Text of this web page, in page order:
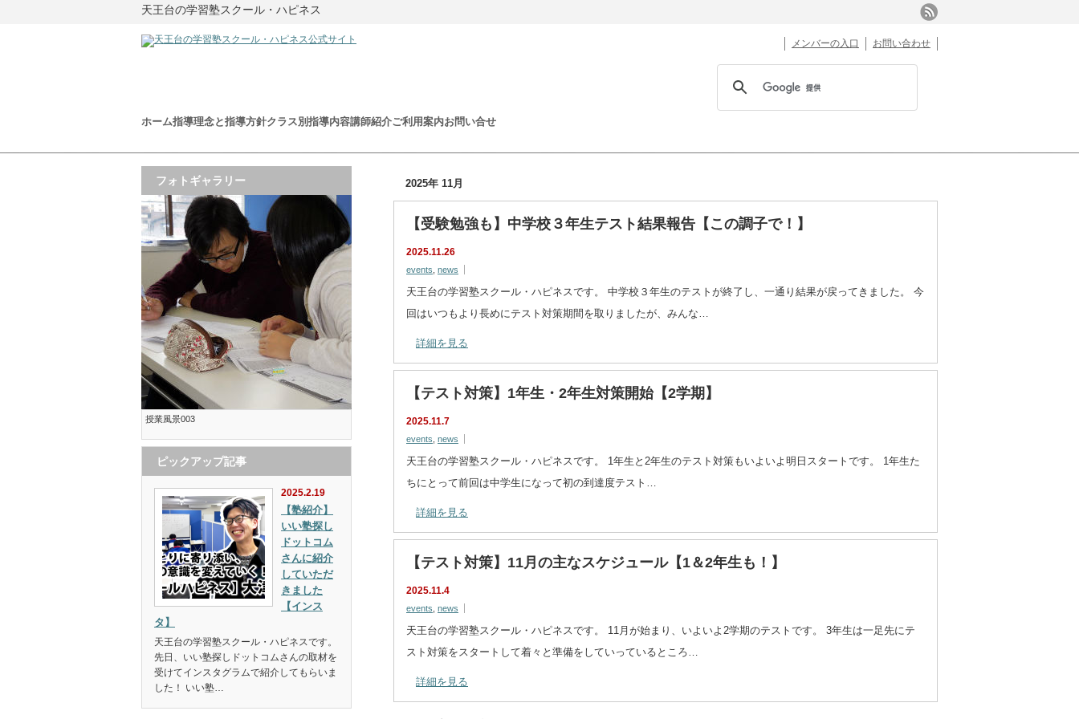
天王台の学習塾スクール・ハピネス
メンバーの入口 お問い合わせ
ホーム指導理念と指導方針クラス別指導内容講師紹介ご利用案内お問い合せ
2025年 11月
【受験勉強も】中学校３年生テスト結果報告【この調子で！】
2025.11.26
events news
天王台の学習塾スクール・ハピネスです。 中学校３年生のテストが終了し、一通り結果が戻ってきました。 今
回はいつもより長めにテスト対策期間を取りましたが、みんな…
詳細を見る
【テスト対策】1年生・2年生対策開始【2学期】
2025.11.7
events news
天王台の学習塾スクール・ハピネスです。 1年生と2年生のテスト対策もいよいよ明日スタートです。 1年生た
ちにとって前回は中学生になって初の到達度テスト…
詳細を見る
【テスト対策】11月の主なスケジュール【1＆2年生も！】
2025.11.4
events news
天王台の学習塾スクール・ハピネスです。 11月が始まり、いよいよ2学期のテストです。 3年生は一足先にテ
スト対策をスタートして着々と準備をしていっているところ…
詳細を見る
フォトギャラリー
授業風景003
ピックアップ記事
2025.2.19
【塾紹介】
いい塾探し
ドットコム
さんに紹介
していただ
きました
【インス
タ】
天王台の学習塾スクール・ハピネスです。
先日、いい塾探しドットコムさんの取材を
受けてインスタグラムで紹介してもらいま
した！ いい塾…